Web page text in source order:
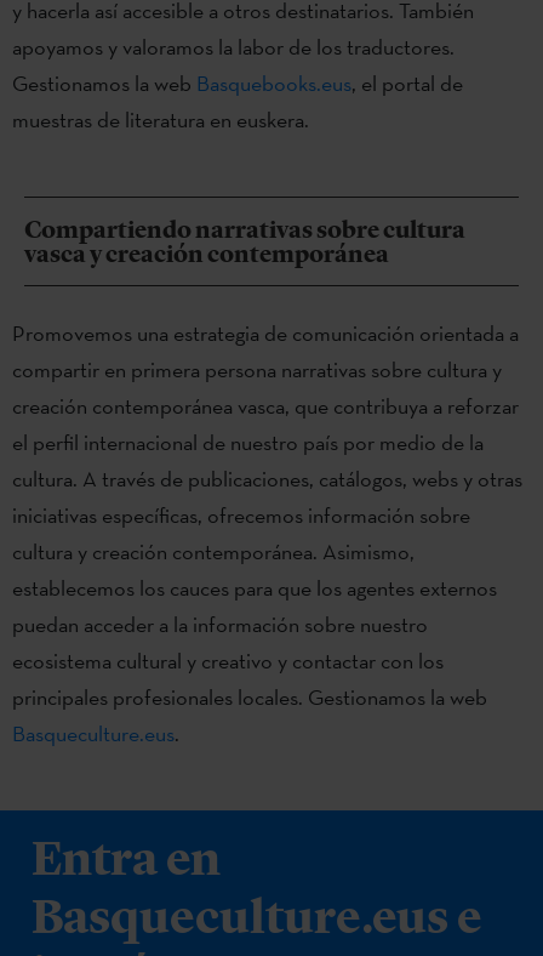
y hacerla así accesible a otros destinatarios. También
apoyamos y valoramos la labor de los traductores.
Gestionamos la web Basquebooks.eus, el portal de
muestras de literatura en euskera.
Compartiendo narrativas sobre cultura
vasca y creación contemporánea
Promovemos una estrategia de comunicación orientada a
compartir en primera persona narrativas sobre cultura y
creación contemporánea vasca, que contribuya a reforzar
el perfil internacional de nuestro país por medio de la
cultura. A través de publicaciones, catálogos, webs y otras
iniciativas específicas, ofrecemos información sobre
cultura y creación contemporánea. Asimismo,
establecemos los cauces para que los agentes externos
puedan acceder a la información sobre nuestro
ecosistema cultural y creativo y contactar con los
principales profesionales locales. Gestionamos la web
Basqueculture.eus.
Entra en
Basqueculture.eus e